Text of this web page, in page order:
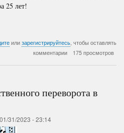
25 лет!
или зарегистрируйтесь, чтобы оставлять
комментарии
175 просмотров
переворота в
31/2023 - 23:14